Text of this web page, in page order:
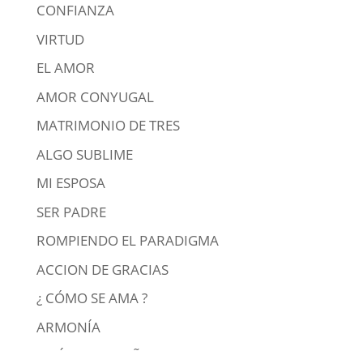
CONFIANZA
VIRTUD
EL AMOR
AMOR CONYUGAL
MATRIMONIO DE TRES
ALGO SUBLIME
MI ESPOSA
SER PADRE
ROMPIENDO EL PARADIGMA
ACCION DE GRACIAS
¿ CÓMO SE AMA ?
ARMONÍA